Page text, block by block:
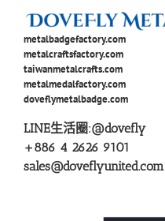
metalbadgefactory.com
metalcraftsfactory.com
taiwanmetalcrafts.com
metalmedalfactory.com
doveflymetalbadge.com
LINE生活圈:@dovefly
+886 4 2626 9101
sales@doveflyunited.com